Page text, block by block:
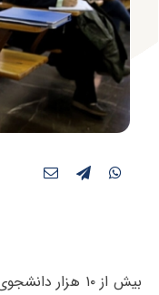
بیش از ۱۰